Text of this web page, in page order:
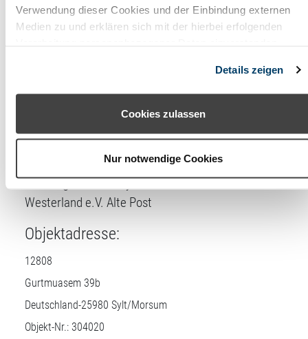
Verwendung dieser Cookies und der Einbindung externen
Medien zu und erklären sich mit der hierbei erfolgenden
Cookies“ ohne die Erklärung einer Einwilligung fortfahren. In
diesem Fall werden nur notwendige Cookies verwendet. Sie
können Ihre Einwilligung jederzeit unter den Cookie-
Details zeigen
Cookies zulassen
Nur notwendige Cookies
Badezimmer
3
Schlafzimmer
Lizenznehmer
DTV-Prüfstelle:
Buchungszentrum Sylt + Fremdenverkehrsverein
Westerland e.V. Alte Post
Objektadresse:
12808
Gurtmuasem 39b
Deutschland-25980 Sylt/Morsum
Objekt-Nr.: 304020